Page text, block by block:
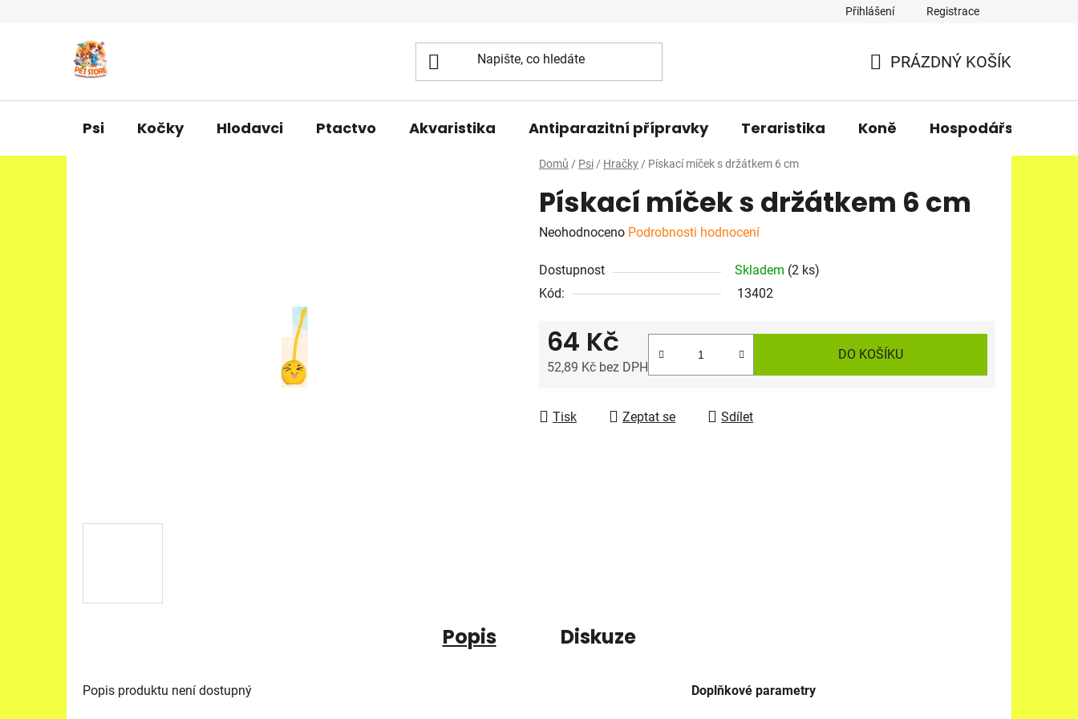
Přihlášení Registrace
KOŠÍK
PRÁZDNÝ KOŠÍK
Psi Kočky Hlodavci Ptactvo Akvaristika Antiparazitní přípravky Teraristika Koně Hospodářská
Domů / Psi / Hračky / Pískací míček s držátkem 6 cm
Pískací míček s držátkem 6 cm
Průměrné
produktu
je
Neohodnoceno Podrobnosti hodnocení
Dostupnost Skladem (2 ks)
Kód:
13402
64 Kč
52,89 Kč bez DPH
DO KOŠÍKU
Tisk Zeptat se Sdílet
Popis Diskuze
Popis produktu není dostupný Doplňkové parametry